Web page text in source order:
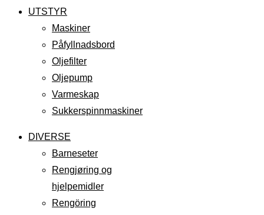
UTSTYR
Maskiner
Påfyllnadsbord
Oljefilter
Oljepump
Varmeskap
Sukkerspinnmaskiner
DIVERSE
Barneseter
Rengjøring og
hjelpemidler
Rengöring